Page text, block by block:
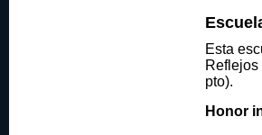
Esta
pto).
Honor